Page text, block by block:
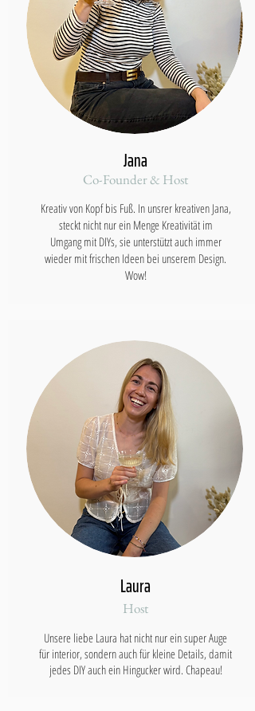
Co-Founder & Host
Jana
Kreativ von Kopf bis Fuß. In unsrer kreativen Jana,
steckt nicht nur ein Menge Kreativität im
Umgang mit DIYs, sie unterstützt auch immer
wieder mit frischen Ideen bei unserem Design.
Wow!
Host
Laura
Unsere liebe Laura hat nicht nur ein super Auge
für interior, sondern auch für kleine Details, damit
jedes DIY auch ein Hingucker wird. Chapeau!